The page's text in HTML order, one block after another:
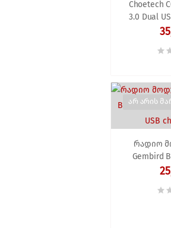
Choetech
3.0 Dual
არ არის
რადიო
Gembird
transmitter